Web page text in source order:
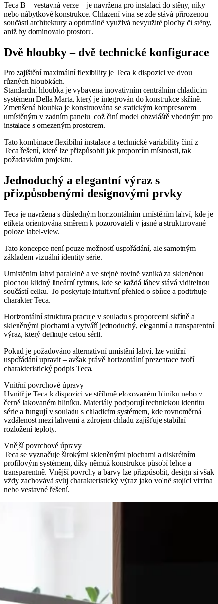
Teca B – vestavná verze – je navržena pro instalaci do stěny, niky
nebo nábytkové konstrukce. Chlazení vína se zde stává přirozenou
součástí architektury a optimálně využívá nevyužité plochy či stěny,
aniž by dominovalo prostoru.
Dvě hloubky – dvě technické konfigurace
Pro zajištění maximální flexibility je Teca k dispozici ve dvou
různých hloubkách.
Standardní hloubka je vybavena inovativním centrálním chladicím
systémem Della Marta, který je integrován do konstrukce skříně.
Zmenšená hloubka je konstruována se statickým kompresorem
umístěným v zadním panelu, což činí model obzvláště vhodným pro
instalace s omezeným prostorem.
Tato kombinace flexibilní instalace a technické variability činí z
Teca řešení, které lze přizpůsobit jak proporcím místnosti, tak
požadavkům projektu.
Jednoduchý a elegantní výraz s
přizpůsobenými designovými prvky
Teca je navržena s důsledným horizontálním umístěním lahví, kde je
etiketa orientována směrem k pozorovateli v jasné a strukturované
poloze label-view.
Tato koncepce není pouze možností uspořádání, ale samotným
základem vizuální identity série.
Umístěním lahví paralelně a ve stejné rovině vzniká za skleněnou
plochou klidný lineární rytmus, kde se každá láhev stává viditelnou
součástí celku. To poskytuje intuitivní přehled o sbírce a podtrhuje
charakter Teca.
Horizontální struktura pracuje v souladu s proporcemi skříně a
skleněnými plochami a vytváří jednoduchý, elegantní a transparentní
výraz, který definuje celou sérii.
Pokud je požadováno alternativní umístění lahví, lze vnitřní
uspořádání upravit – avšak právě horizontální prezentace tvoří
charakteristický podpis Teca.
Vnitřní povrchové úpravy
Uvnitř je Teca k dispozici ve stříbrně eloxovaném hliníku nebo v
černě lakovaném hliníku. Materiály podporují technickou identitu
série a fungují v souladu s chladicím systémem, kde rovnoměrná
vzdálenost mezi lahvemi a zdrojem chladu zajišťuje stabilní
rozložení teploty.
Vnější povrchové úpravy
Teca se vyznačuje širokými skleněnými plochami a diskrétním
profilovým systémem, díky němuž konstrukce působí lehce a
transparentně. Vnější povrchy a barvy lze přizpůsobit, design si však
vždy zachovává svůj charakteristický výraz jako volně stojící vitrína
nebo vestavné řešení.